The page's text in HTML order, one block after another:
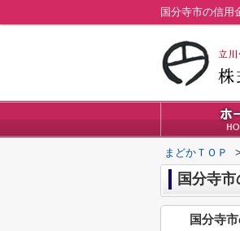
国分寺市の信用
まどかＴＯＰ >
国分寺
国分寺